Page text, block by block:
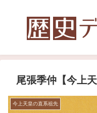
尾張季仲【今上
今上天皇の直系祖先